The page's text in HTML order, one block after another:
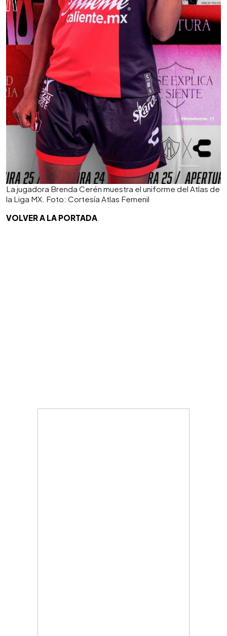
La jugadora Brenda Cerén muestra el uniforme del Atlas de
la Liga MX. Foto: Cortesía Atlas Femenil
VOLVER A LA PORTADA